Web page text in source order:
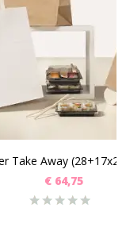
SCEGLI
€64,75